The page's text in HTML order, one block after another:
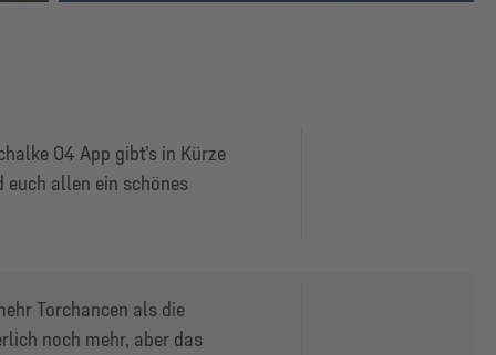
04 App gibt’s in Kürze
allen ein schönes
Torchancen als die
noch mehr, aber das